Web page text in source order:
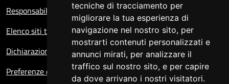
tecniche di tracciamento per
migliorare la tua esperienza di
navigazione nel nostro sito, per
mostrarti contenuti personalizzati e
annunci mirati, per analizzare il
traffico sul nostro sito, e per capire
da dove arrivano i nostri visitatori.
Responsabile del sito
Elenco siti tematici
Dichiarazione di accessibilità
Preferenze cookie